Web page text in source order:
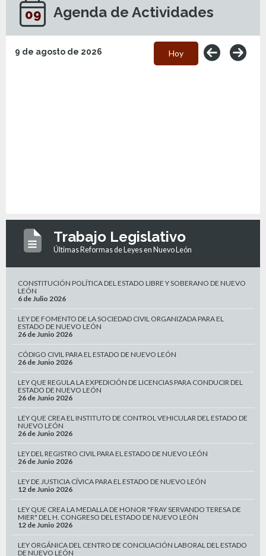
09 Agenda de Actividades
9 de agosto de 2026 Hoy
Trabajo Legislativo
Últimas Reformas de Leyes en Nuevo León
CONSTITUCIÓN POLÍTICA DEL ESTADO LIBRE Y SOBERANO DE NUEVO
LEÓN
6 de Julio 2026
LEY DE FOMENTO DE LA SOCIEDAD CIVIL ORGANIZADA PARA EL
ESTADO DE NUEVO LEÓN
26 de Junio 2026
CÓDIGO CIVIL PARA EL ESTADO DE NUEVO LEÓN
26 de Junio 2026
LEY QUE REGULA LA EXPEDICIÓN DE LICENCIAS PARA CONDUCIR DEL
ESTADO DE NUEVO LEÓN
26 de Junio 2026
LEY QUE CREA EL INSTITUTO DE CONTROL VEHICULAR DEL ESTADO DE
NUEVO LEÓN
26 de Junio 2026
LEY DEL REGISTRO CIVIL PARA EL ESTADO DE NUEVO LEÓN
26 de Junio 2026
LEY DE JUSTICIA CÍVICA PARA EL ESTADO DE NUEVO LEÓN
12 de Junio 2026
LEY QUE CREA LA MEDALLA DE HONOR "FRAY SERVANDO TERESA DE
MIER" DEL H. CONGRESO DEL ESTADO DE NUEVO LEÓN
12 de Junio 2026
LEY ORGÁNICA DEL CENTRO DE CONCILIACIÓN LABORAL DEL ESTADO
DE NUEVO LEÓN